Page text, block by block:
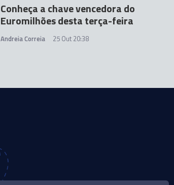
Conheça a chave vencedora do
Euromilhões desta terça-feira
Andreia Correia 25 Out 20:38